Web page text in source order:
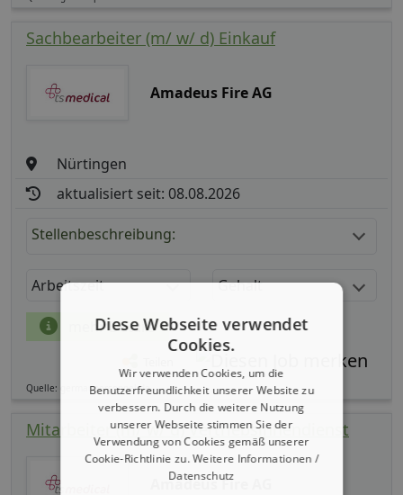
Sachbearbeiter (m/ w/ d) Einkauf
Amadeus Fire AG
Nürtingen
aktualisiert seit: 08.08.2026
Stellenbeschreibung:
Arbeitszeit Gehalt
mehr Details
Quelle: germanpersonnel.de
Mitarbeiter (m/ w/ d) Vertriebsinnendienst
Amadeus Fire AG
Diese Webseite verwendet
Cookies.
Wir verwenden Cookies, um die
Benutzerfreundlichkeit unserer Website zu
verbessern. Durch die weitere Nutzung
unserer Webseite stimmen Sie der
Verwendung von Cookies gemäß unserer
Cookie-Richtlinie zu.Weitere Informationen /
Datenschutz